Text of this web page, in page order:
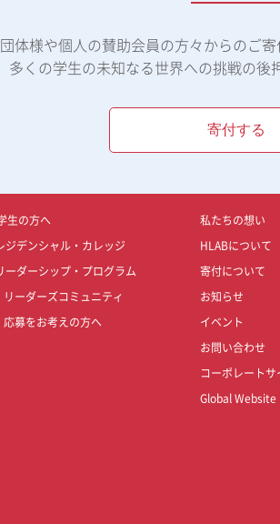
体様や個人の賛助会員の方々からのご
多くの学生の未知なる世界への挑戦の後
寄付する
生の方へ
レジデンシャル・カレッジ
ーダーシップ・プログラム
リーダーズコミュニティ
応募をお考えの方へ
私たちの想い
HLABについて
寄付について
お知らせ
イベント
お問い合わせ
コーポレートサ
Global Website